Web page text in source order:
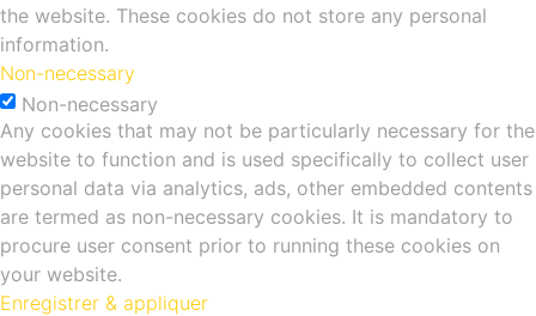
the website. These cookies do not store any personal
information.
Non-necessary
Non-necessary
Any cookies that may not be particularly necessary for the
website to function and is used specifically to collect user
personal data via analytics, ads, other embedded contents
are termed as non-necessary cookies. It is mandatory to
procure user consent prior to running these cookies on
your website.
Enregistrer & appliquer